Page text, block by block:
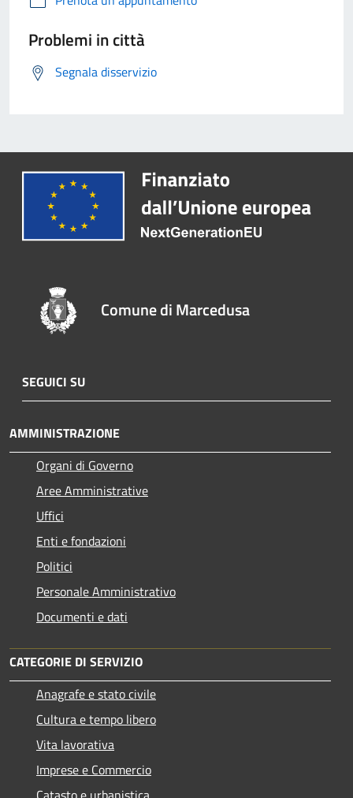
Problemi in città
Segnala disservizio
Comune di Marcedusa
SEGUICI SU
AMMINISTRAZIONE
Organi di Governo
Aree Amministrative
Uffici
Enti e fondazioni
Politici
Personale Amministrativo
Documenti e dati
CATEGORIE DI SERVIZIO
Anagrafe e stato civile
Cultura e tempo libero
Vita lavorativa
Imprese e Commercio